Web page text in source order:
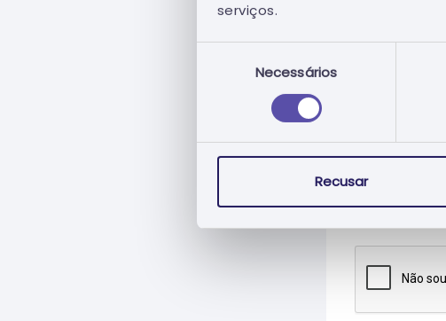
serviços.
consentimento
Necessários
Recusar
Mensagem